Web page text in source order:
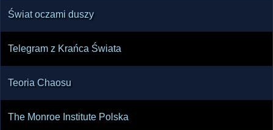
Świat oczami duszy
Telegram z Krańca Świata
Teoria Chaosu
The Monroe Institute Polska